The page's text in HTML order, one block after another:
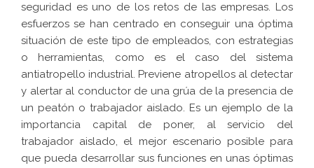
seguridad es uno de los retos de las empresas. Los
esfuerzos se han centrado en conseguir una óptima
situación de este tipo de empleados, con estrategias
o herramientas, como es el caso del sistema
antiatropello industrial. Previene atropellos al detectar
y alertar al conductor de una grúa de la presencia de
un peatón o trabajador aislado. Es un ejemplo de la
importancia capital de poner, al servicio del
trabajador aislado, el mejor escenario posible para
que pueda desarrollar sus funciones en unas óptimas